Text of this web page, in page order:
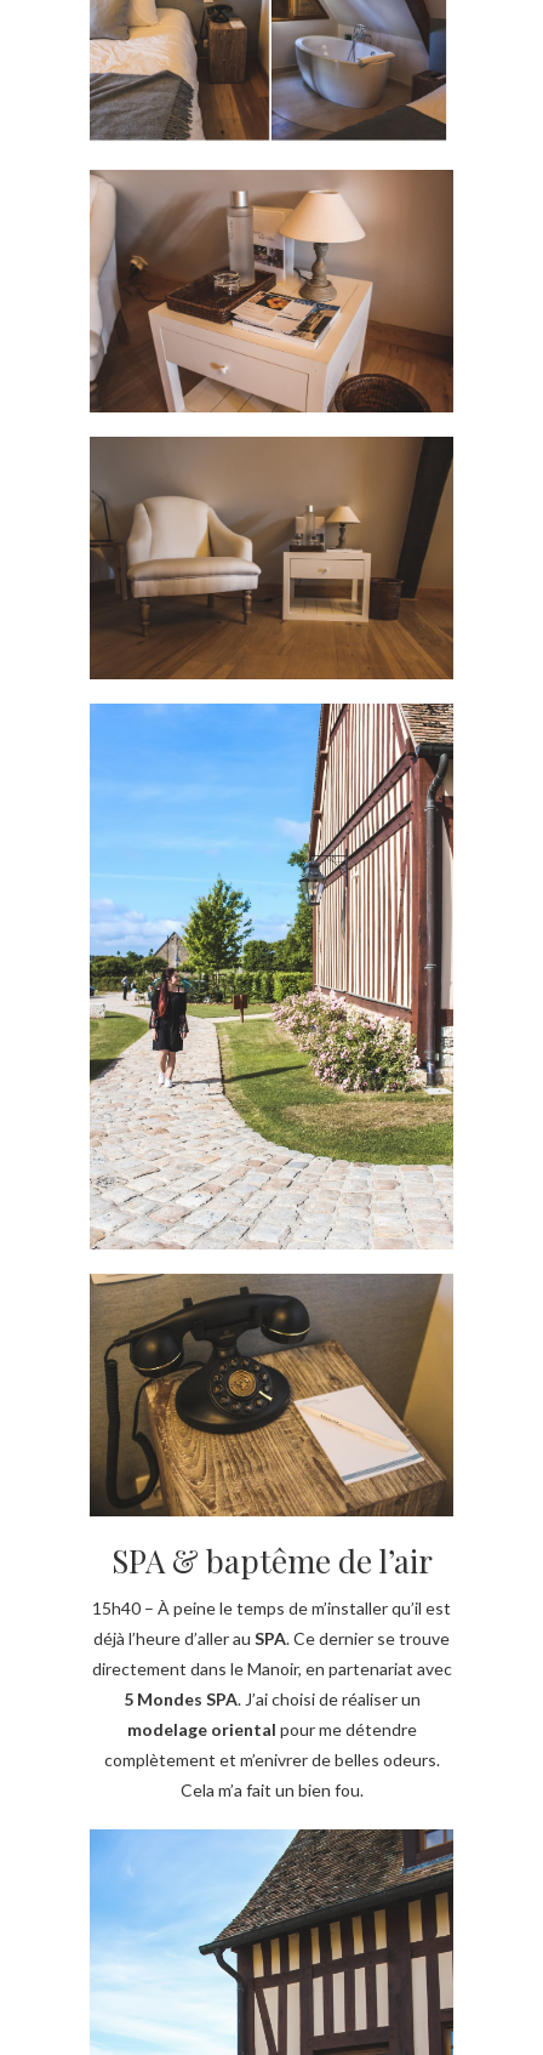
SPA & baptême de l’air
15h40 – À peine le temps de m’installer qu’il est
déjà l’heure d’aller au SPA. Ce dernier se trouve
directement dans le Manoir, en partenariat avec
5 Mondes SPA. J’ai choisi de réaliser un
modelage oriental pour me détendre
complètement et m’enivrer de belles odeurs.
Cela m’a fait un bien fou.